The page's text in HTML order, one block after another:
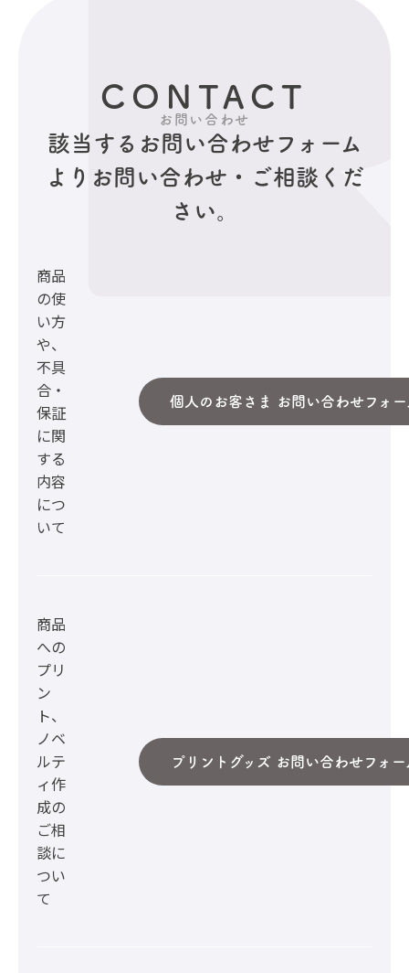
CONTACT
お問い合わせ
該当するお問い合わせフォーム
より お問い合わせ・ご相談くだ
さい。
商品
の使
い方
や、
不具
合・
保証
に関
する
内容
につ
いて
個人のお客さま お問い合わせフォー
商品
への
プリ
ン
ト、
ノベ
ルテ
ィ作
成の
ご相
談に
つい
て
プリントグッズ お問い合わせフォー